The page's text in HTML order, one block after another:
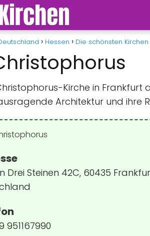
Hessen Die schönsten
Kirche in
Architektur und ihre
Drei Steinen 42C, 60435
951167990